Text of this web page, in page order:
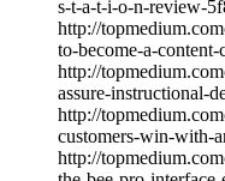
s-t-a-t-i-o-n-review-
http://
to-become-a-
http://
assure-instructional-
http://
customers-win-with-
http://